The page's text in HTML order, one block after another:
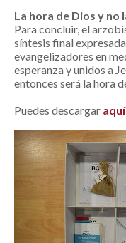
La hora de Dios y no
Para concluir, el
síntesis final
evangelizadores en
esperanza y unidos a
entonces será la hora
Puedes descargar